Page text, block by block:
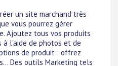
un site marchand très
vous pourrez gérer
Ajoutez tous vos produits
l'aide de photos et de
de produit : offrez
Des outils Marketing tels